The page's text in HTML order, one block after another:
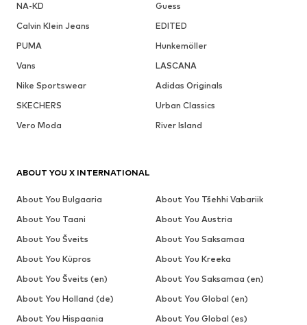
NA-KD
Guess
Calvin Klein Jeans
EDITED
PUMA
Hunkemöller
Vans
LASCANA
Nike Sportswear
Adidas Originals
SKECHERS
Urban Classics
Vero Moda
River Island
ABOUT YOU X INTERNATIONAL
About You Bulgaaria
About You Tšehhi Vabariik
About You Taani
About You Austria
About You Šveits
About You Saksamaa
About You Küpros
About You Kreeka
About You Šveits (en)
About You Saksamaa (en)
About You Holland (de)
About You Global (en)
About You Hispaania
About You Global (es)